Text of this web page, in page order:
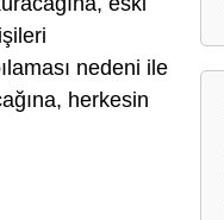
nedeni ile
herkesin